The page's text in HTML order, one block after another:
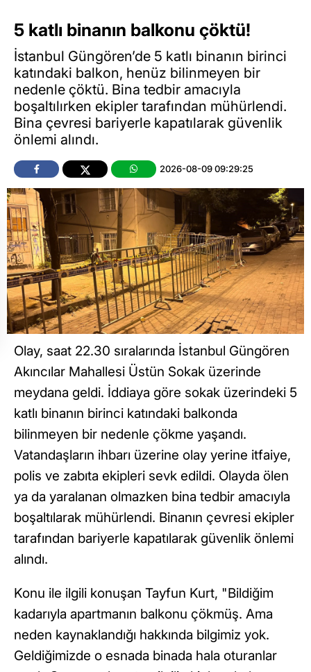
5 katlı binanın balkonu çöktü!
İstanbul Güngören’de 5 katlı binanın birinci
katındaki balkon, henüz bilinmeyen bir
nedenle çöktü. Bina tedbir amacıyla
boşaltılırken ekipler tarafından mühürlendi.
Bina çevresi bariyerle kapatılarak güvenlik
önlemi alındı.
2026-08-09 09:29:25
Olay, saat 22.30 sıralarında İstanbul Güngören
Akıncılar Mahallesi Üstün Sokak üzerinde
meydana geldi. İddiaya göre sokak üzerindeki 5
katlı binanın birinci katındaki balkonda
bilinmeyen bir nedenle çökme yaşandı.
Vatandaşların ihbarı üzerine olay yerine itfaiye,
polis ve zabıta ekipleri sevk edildi. Olayda ölen
ya da yaralanan olmazken bina tedbir amacıyla
boşaltılarak mühürlendi. Binanın çevresi ekipler
tarafından bariyerle kapatılarak güvenlik önlemi
alındı.
Konu ile ilgili konuşan Tayfun Kurt, "Bildiğim
kadarıyla apartmanın balkonu çökmüş. Ama
neden kaynaklandığı hakkında bilgimiz yok.
Geldiğimizde o esnada binada hala oturanlar